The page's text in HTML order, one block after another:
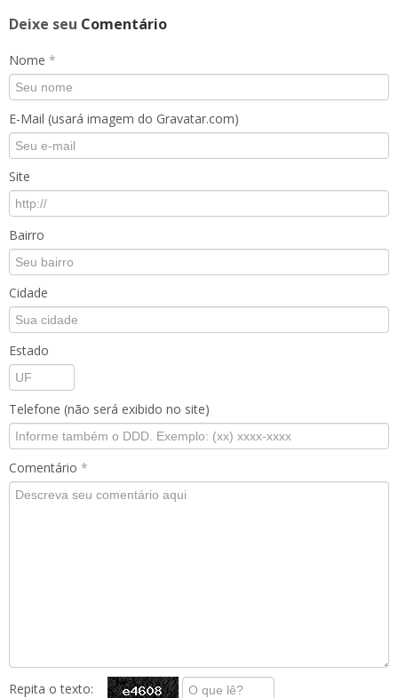
Deixe seu Comentário
Nome *
E-Mail (usará imagem do Gravatar.com)
Site
Bairro
Cidade
Estado
Telefone (não será exibido no site)
Comentário *
Repita o texto: